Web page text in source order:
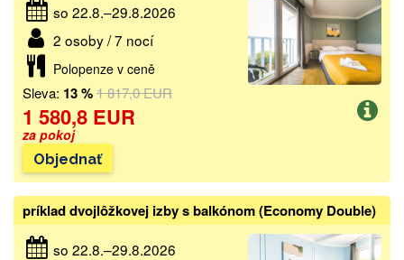
so 22.8.–29.8.2026
2 osoby / 7 nocí
Polopenze v ceně
Sleva: 13 %1 817,0 EUR
1 580,8 EUR
za pokoj
Objednať
príklad dvojlôžkovej izby s balkónom (Economy Double)
so 22.8.–29.8.2026